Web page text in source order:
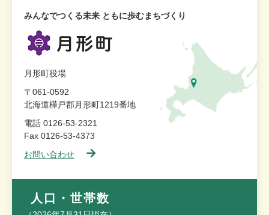
みんなでつくる未来 ともに歩むまちづくり
月形町役場
〒061-0592
北海道樺戸郡月形町1219番地
電話 0126-53-2321
Fax 0126-53-4373
お問い合わせ
人口・世帯数